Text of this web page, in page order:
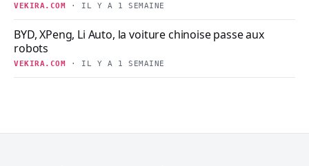
VEKIRA.COM · IL Y A 1 SEMAINE
BYD, XPeng, Li Auto, la voiture chinoise passe aux
robots
VEKIRA.COM · IL Y A 1 SEMAINE